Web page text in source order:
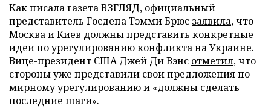
Как писала газета ВЗГЛЯД, официальный
представитель Госдепа Тэмми Брюс заявила, что
Москва и Киев должны представить конкретные
идеи по урегулированию конфликта на Украине.
Вице-президент США Джей Ди Вэнс отметил, что
стороны уже представили свои предложения по
мирному урегулированию и «должны сделать
последние шаги».